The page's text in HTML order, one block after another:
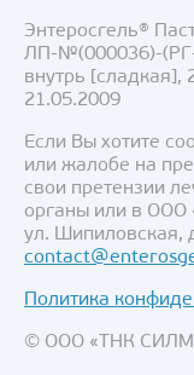
Энтеросгель®
ЛП-№(000036)-(РГ-
внутрь
21.05.2009
Если Вы хотите
или жалобе на
свои претензии
органы или в ООО
ул. Шипиловская,
Политика
© ООО «ТНК